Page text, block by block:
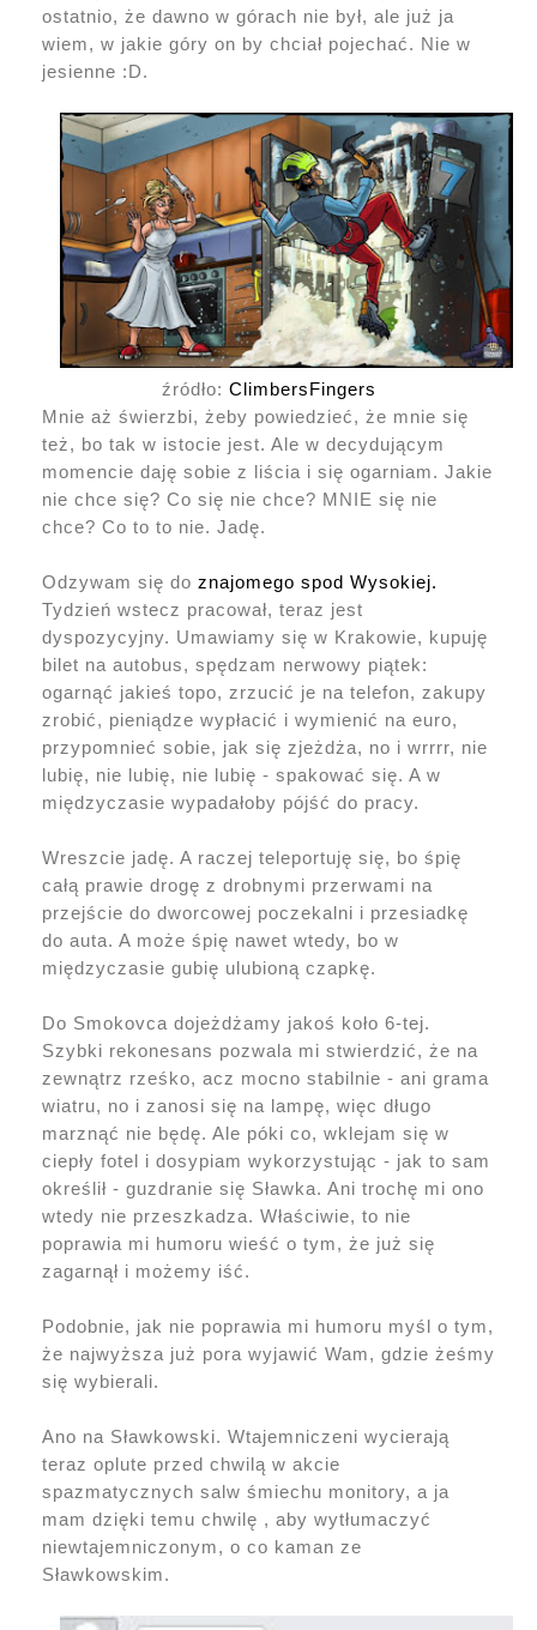
ostatnio, że dawno w górach nie był, ale już ja
wiem, w jakie góry on by chciał pojechać. Nie w
jesienne :D.
źródło: ClimbersFingers
Mnie aż świerzbi, żeby powiedzieć, że mnie się
też, bo tak w istocie jest. Ale w decydującym
momencie daję sobie z liścia i się ogarniam. Jakie
nie chce się? Co się nie chce? MNIE się nie
chce? Co to to nie. Jadę.
Odzywam się do znajomego spod Wysokiej.
Tydzień wstecz pracował, teraz jest
dyspozycyjny. Umawiamy się w Krakowie, kupuję
bilet na autobus, spędzam nerwowy piątek:
ogarnąć jakieś topo, zrzucić je na telefon, zakupy
zrobić, pieniądze wypłacić i wymienić na euro,
przypomnieć sobie, jak się zjeżdża, no i wrrrr, nie
lubię, nie lubię, nie lubię - spakować się. A w
międzyczasie wypadałoby pójść do pracy.
Wreszcie jadę. A raczej teleportuję się, bo śpię
całą prawie drogę z drobnymi przerwami na
przejście do dworcowej poczekalni i przesiadkę
do auta. A może śpię nawet wtedy, bo w
międzyczasie gubię ulubioną czapkę.
Do Smokovca dojeżdżamy jakoś koło 6-tej.
Szybki rekonesans pozwala mi stwierdzić, że na
zewnątrz rześko, acz mocno stabilnie - ani grama
wiatru, no i zanosi się na lampę, więc długo
marznąć nie będę. Ale póki co, wklejam się w
ciepły fotel i dosypiam wykorzystując - jak to sam
określił - guzdranie się Sławka. Ani trochę mi ono
wtedy nie przeszkadza. Właściwie, to nie
poprawia mi humoru wieść o tym, że już się
zagarnął i możemy iść.
Podobnie, jak nie poprawia mi humoru myśl o tym,
że najwyższa już pora wyjawić Wam, gdzie żeśmy
się wybierali.
Ano na Sławkowski. Wtajemniczeni wycierają
teraz oplute przed chwilą w akcie
spazmatycznych salw śmiechu monitory, a ja
mam dzięki temu chwilę , aby wytłumaczyć
niewtajemniczonym, o co kaman ze
Sławkowskim.